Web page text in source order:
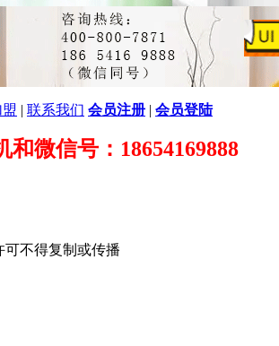
| 联系我们 会员注册 | 会员登陆
和微信号：18654169888
可不得复制或传播